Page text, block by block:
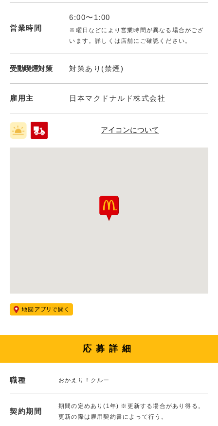
営業時間
6:00〜1:00
※曜日などにより営業時間が異なる場合がござ
います。詳しくは店舗にご確認ください。
受動喫煙対策 対策あり(禁煙)
雇用主 日本マクドナルド株式会社
アイコンについて
応募詳細
職種 おかえり！クルー
契約期間
期間の定めあり(1年) ※更新する場合があり得る。
更新の際は雇用契約書によって行う。